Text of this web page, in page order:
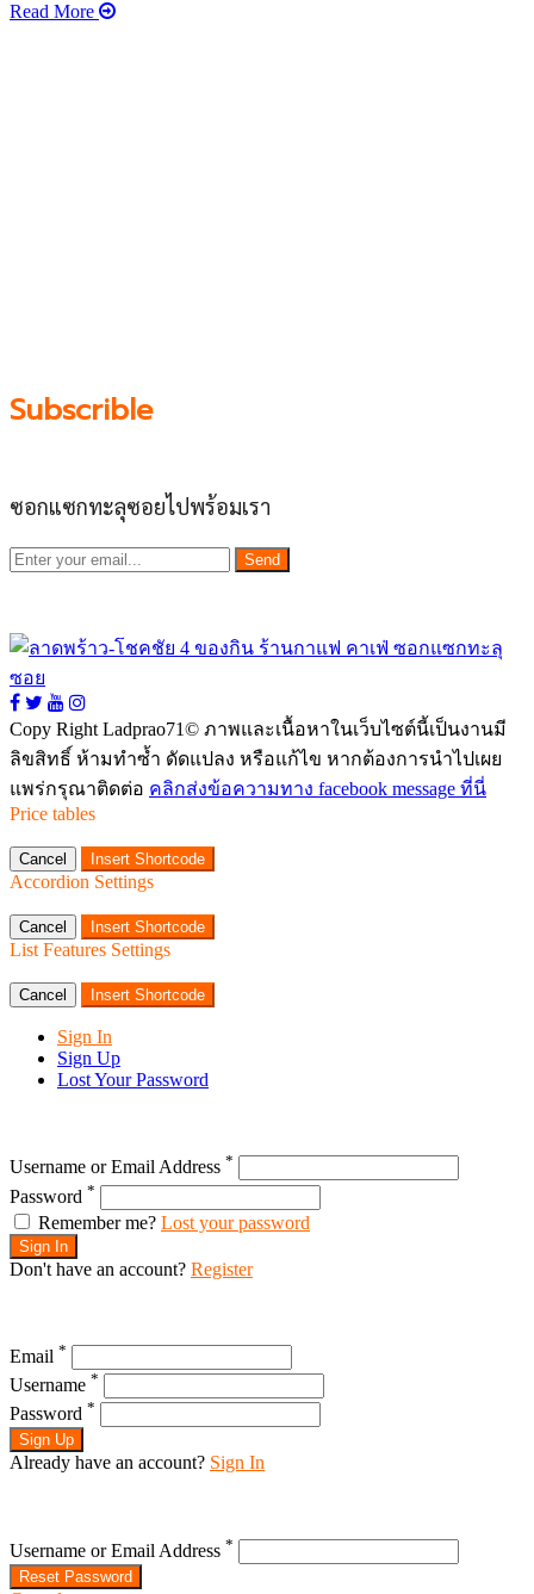
Read More
Subscrible
ซอกแซกทะลุซอยไปพร้อมเรา
Send
Copy Right Ladprao71© ภาพและเนื้อหาในเว็บไซต์นี้เป็นงานมี
ลิขสิทธิ์ ห้ามทำซ้ำ ดัดแปลง หรือแก้ไข หากต้องการนำไปเผย
แพร่กรุณาติดต่อ คลิกส่งข้อความทาง facebook message ที่นี่
Price tables
Cancel Insert Shortcode
Accordion Settings
Cancel Insert Shortcode
List Features Settings
Cancel Insert Shortcode
Sign In
Sign Up
Lost Your Password
Username or Email Address *
Password *
Remember me? Lost your password
Sign In
Don't have an account? Register
Email *
Username *
Password *
Sign Up
Already have an account? Sign In
Username or Email Address *
Reset Password